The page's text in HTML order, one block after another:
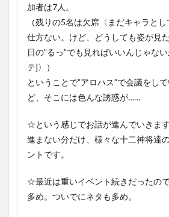
加者は7人。
（残りの5名は欠席〈まだキャラと
仕方ない。けど、どうしても姿が見
日の”るっ”でも見ればいいんじゃな
テ]〉）
ということで”アロハス”で会議をし
ど、そこには色んな誘惑が……
☆という感じでお話が進んでいきま
進まない分だけ、様々な十二神将達
ントです。
☆最近は重いイベント続きだったの
多め。ついでにネタも多め。